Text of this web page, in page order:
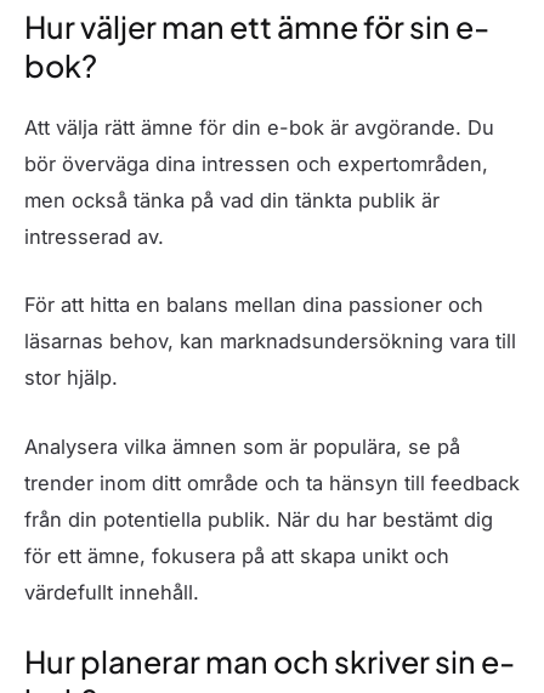
Hur väljer man ett ämne för sin e-
bok?
Att välja rätt ämne för din e-bok är avgörande. Du
bör överväga dina intressen och expertområden,
men också tänka på vad din tänkta publik är
intresserad av.
För att hitta en balans mellan dina passioner och
läsarnas behov, kan marknadsundersökning vara till
stor hjälp.
Analysera vilka ämnen som är populära, se på
trender inom ditt område och ta hänsyn till feedback
från din potentiella publik. När du har bestämt dig
för ett ämne, fokusera på att skapa unikt och
värdefullt innehåll.
Hur planerar man och skriver sin e-